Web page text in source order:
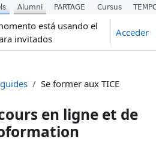
está usando el
invitados
Acceder
Se former aux TICE
en ligne et de
Alumni PARTAGE Cursus